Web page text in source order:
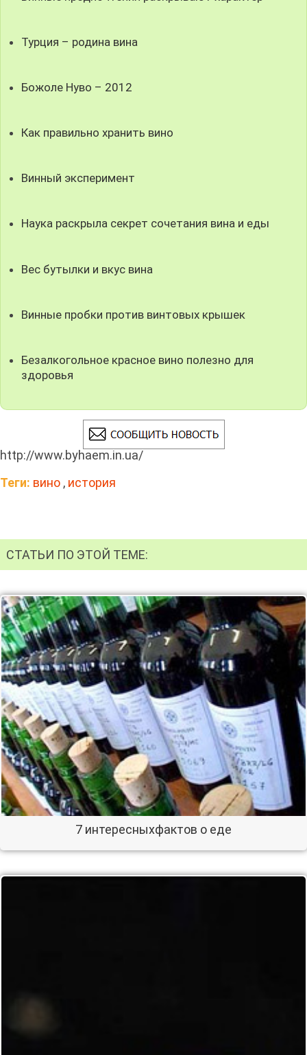
Турция – родина вина
Божоле Нуво – 2012
Как правильно хранить вино
Винный эксперимент
Наука раскрыла секрет сочетания вина и еды
Вес бутылки и вкус вина
Винные пробки против винтовых крышек
Безалкогольное красное вино полезно для
здоровья
http://www.byhaem.in.ua/
Теги: вино , история
СТАТЬИ ПО ЭТОЙ ТЕМЕ:
7 интересныхфактов о еде